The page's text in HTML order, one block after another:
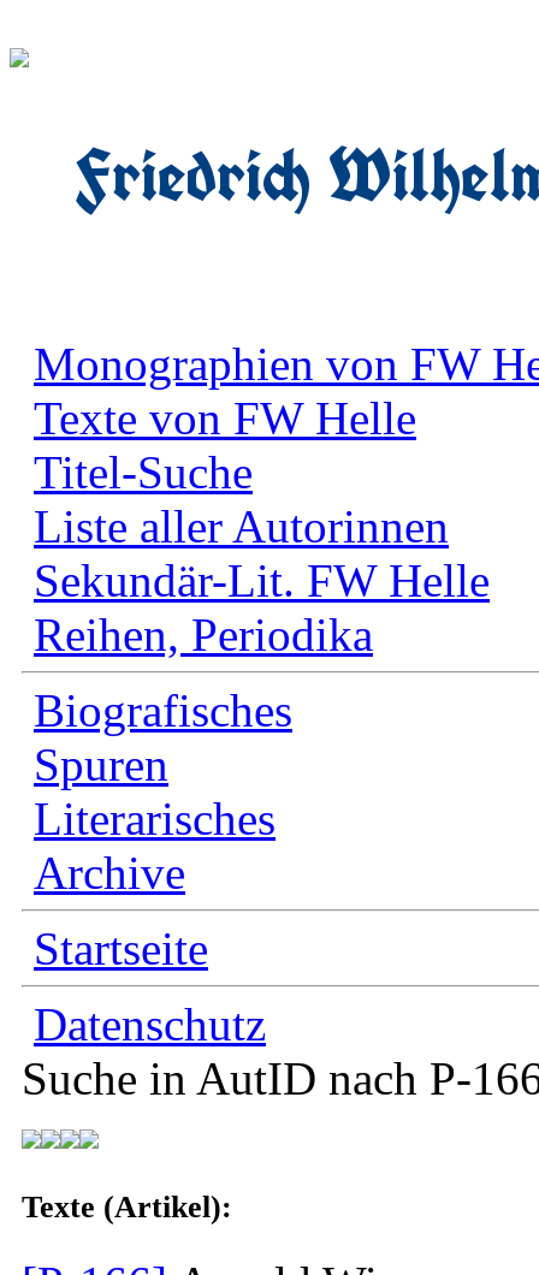
Friedrich
Monographien von FW
Texte von FW Helle
Titel-Suche
Liste aller Autorinnen
Sekundär-Lit. FW Helle
Reihen, Periodika
Biografisches
Spuren
Literarisches
Archive
Startseite
Datenschutz
Suche in AutID nach P-
Texte (Artikel):